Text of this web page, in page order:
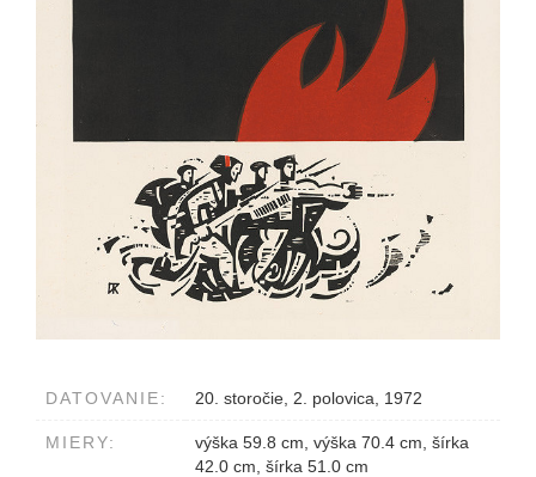
DATOVANIE: 20. storočie, 2. polovica, 1972
MIERY:
výška 59.8 cm, výška 70.4 cm, šírka
42.0 cm, šírka 51.0 cm